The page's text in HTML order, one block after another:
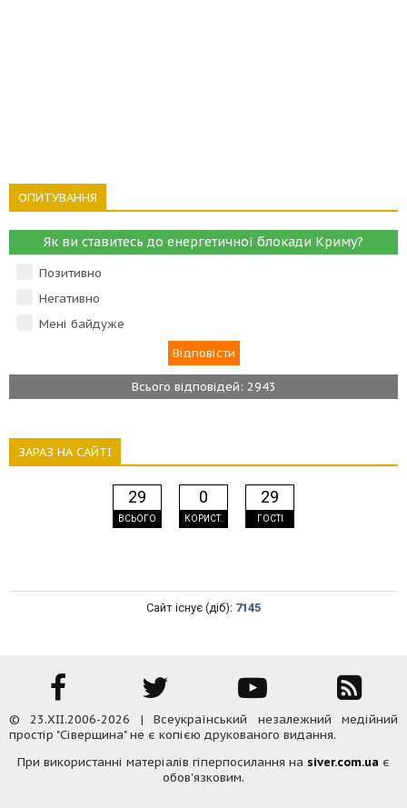
ОПИТУВАННЯ
Як ви ставитесь до енергетичної блокади Криму?
Позитивно
Негативно
Мені байдуже
Всього відповідей: 2943
ЗАРАЗ НА САЙТІ
29
ВСЬОГО
0
КОРИСТ.
29
ГОСТІ
Сайт існує (діб): 7145
© 23.XII.2006-2026 | Всеукраїнський незалежний медійний
простір "Сіверщина" не є копією друкованого видання.
При використанні матеріалів гіперпосилання на siver.com.ua є
обов'язковим.